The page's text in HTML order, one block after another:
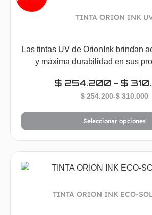
TINTA ORION INK
Las tintas UV de OrionInk brindan
y máxima durabilidad en sus
$254.200 - $
$254.200-$310.000
Seleccionar opciones
TINTA ORION INK ECO-